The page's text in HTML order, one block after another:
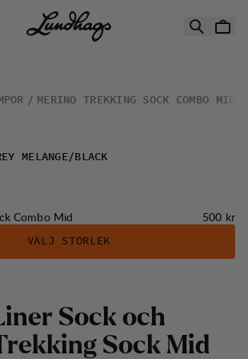
Combo Mid
MERINO TREKKING SOCK COMBO MID
MELANGE/BLACK
Combo Mid Pris:
500 kr
VÄLJ STORLEK
iner Sock och
rekking Sock Mid